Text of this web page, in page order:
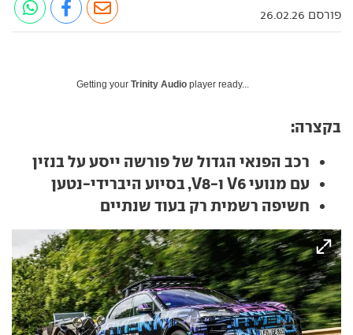
פורסם 26.02.26
Getting your Trinity Audio player ready...
בקצרה:
רכב הפנאי הגדול של פורשה ייסע על בנזין
עם מנועי V6 ו-V8, בסיוע היברידי-נטען
חשיפה רשמית רק בעוד שנתיים